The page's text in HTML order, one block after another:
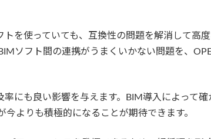
を使っていても、互換性の問題を解消して高
ソフト間の連携がうまくいかない問題を、
にも良い影響を与えます。BIM導入によって確
よりも積極的になることが期待できます。